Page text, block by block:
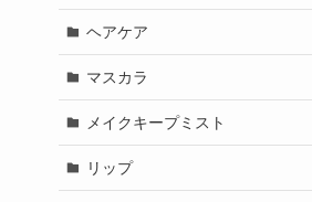
ヘアケア
マスカラ
メイクキープミスト
リップ